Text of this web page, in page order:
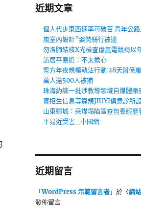
近期文章
個人代步東西速率可破百 青年公
嵐室內設計”姿勢騎行被逮
勿洛肺結核X光檢查億嵐電競椅以
訪居平易近：不太擔心
警方年夜規模執法行動 28天盤億
萬人逾500人被捕
珠海約談一批涉教導領域自媒體賬
實招生信息等違規JIUYI俱意診所
山東鄆城：采煤塌陷區查包養經歷
平易近受害_中國網
近期留言
「WordPress 示範留言者」於〈網
發佈留言